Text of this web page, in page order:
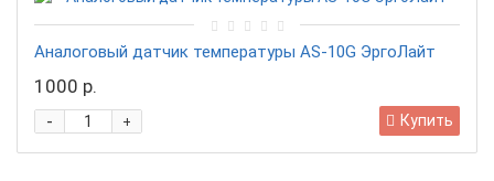
Аналоговый датчик температуры AS-10G ЭргоЛайт
1000 р.
+
- Купить